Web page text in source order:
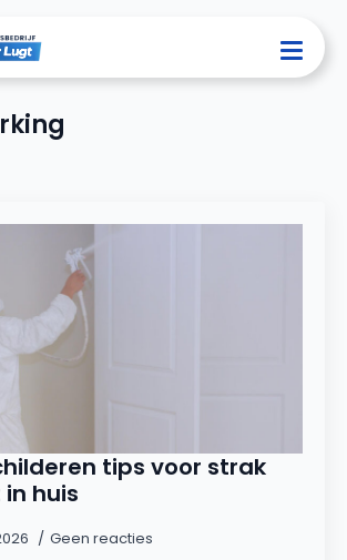
tips voor strak
huis
Geen reacties